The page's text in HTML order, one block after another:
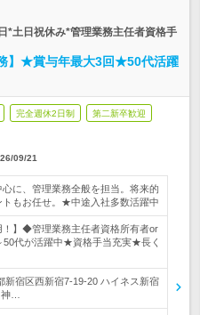
*土日祝休み*管理業務主任者資格手
】★賞与年最大3回★50代活躍
完全週休2日制 第二新卒歓迎
09/21
に、管理業務全般を担当。将来的
トもお任せ。★中途入社多数活躍中
！】◆管理業務主任者資格所有者or
代が活躍中★資格手当充実★長く
新宿区西新宿7-19-20 ハイネス新宿
…